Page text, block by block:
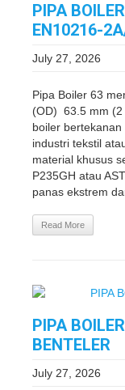
PIPA
EN10216-
July 27, 2026
Pipa Boiler 63
(OD) 63.5 mm (2
boiler
industri tekstil
material khusus
P235GH atau
panas ekstrem
Read More
PIPA
BENTELER
July 27, 2026